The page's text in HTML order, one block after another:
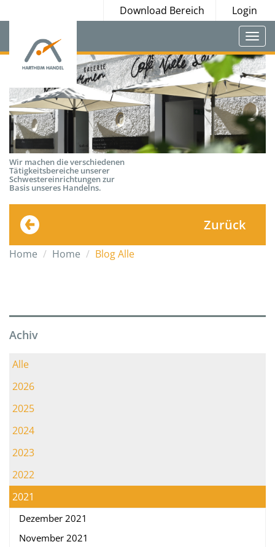
Download Bereich Login
Wir machen die verschiedenen
Tätigkeitsbereiche unserer
Schwestereinrichtungen zur
Basis unseres Handelns.
Zurück
Home Home Blog Alle
Achiv
Alle
2026
2025
2024
2023
2022
2021
Dezember 2021
November 2021